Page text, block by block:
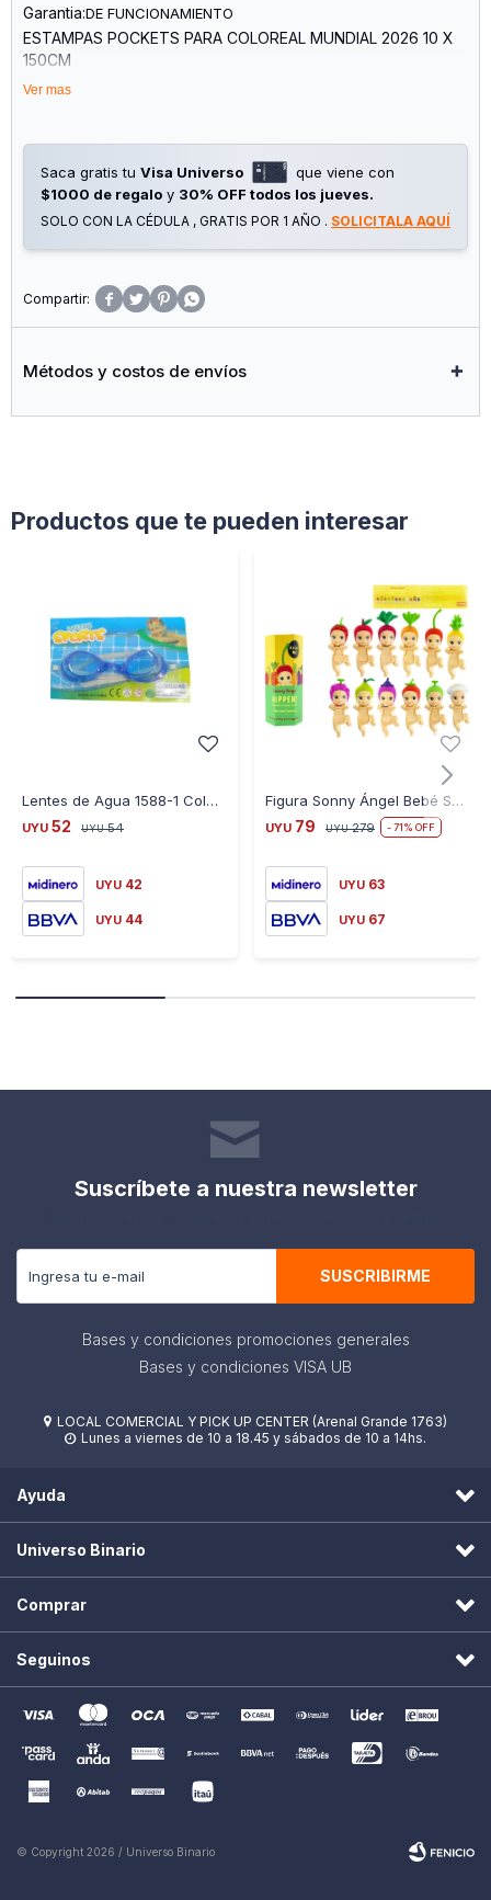
Garantia:DE FUNCIONAMIENTO
ESTAMPAS POCKETS PARA COLOREAL MUNDIAL 2026 10 X
150CM
Ver mas
Saca gratis tu Visa Universo
que viene con
$1000 de regalo y 30% OFF todos los jueves.
SOLO CON LA CÉDULA , GRATIS POR 1 AÑO . SOLICITALA AQUÍ
   
Métodos y costos de envíos
Productos que te pueden interesar
Lentes de Agua 1588-1 Colores Surtidos
UYU 52 UYU 54
UYU 42
UYU 44
Figura Sonny Ángel Bebé Sorpresa Frutal Series
UYU 79 UYU 279 71
UYU 63
UYU 67
Suscríbete a nuestra newsletter
SUSCRIBIRME
Bases y condiciones promociones generales
Bases y condiciones VISA UB
 LOCAL COMERCIAL Y PICK UP CENTER (Arenal Grande 1763)
 Lunes a viernes de 10 a 18.45 y sábados de 10 a 14hs.
Ayuda
Universo Binario
Comprar
Seguinos
© Copyright 2026 / Universo Binario